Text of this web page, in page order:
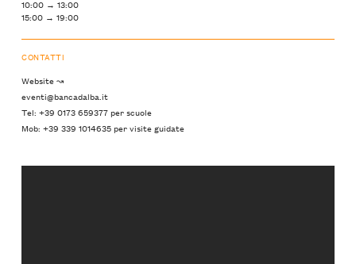
10:00 → 13:00
15:00 → 19:00
CONTATTI
Website ↝
eventi@bancadalba.it
Tel: +39 0173 659377 per scuole
Mob: +39 339 1014635 per visite guidate